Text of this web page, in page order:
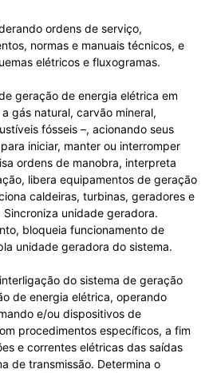
ordens de serviço,
normas e manuais técnicos, e
elétricos e fluxogramas.
geração de energia elétrica em
gás natural, carvão mineral,
fósseis –, acionando seus
iniciar, manter ou interromper
ordens de manobra, interpreta
libera equipamentos de geração
caldeiras, turbinas, geradores e
unidade geradora.
bloqueia funcionamento de
unidade geradora do sistema.
do sistema de geração
de energia elétrica, operando
e/ou dispositivos de
procedimentos específicos, a fim
e correntes elétricas das saídas
de transmissão. Determina o